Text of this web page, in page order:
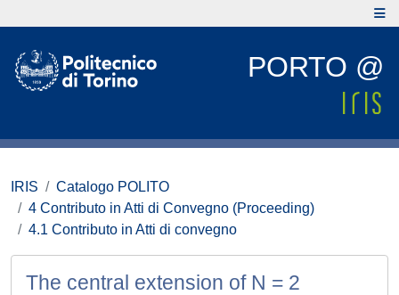
PORTO @
IRIS
Catalogo POLITO
4 Contributo in Atti di Convegno (Proceeding)
4.1 Contributo in Atti di convegno
The central extension of N = 2